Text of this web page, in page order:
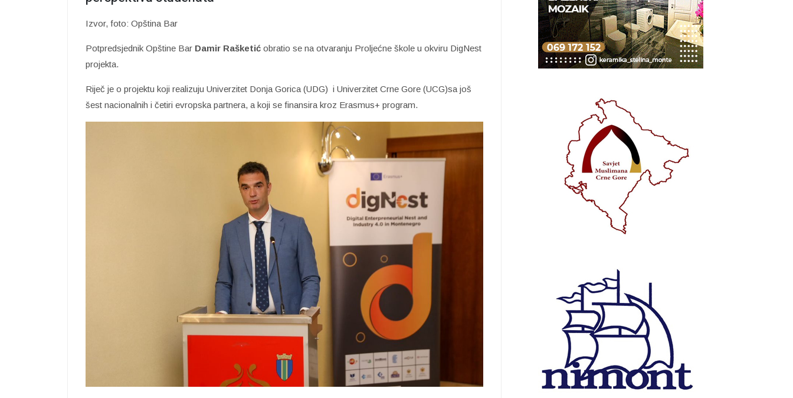
Izvor, foto: Opština Bar
Potpredsjednik Opštine Bar Damir Rašketić obratio se na otvaranju Proljećne škole u okviru DigNest
projekta.
Riječ je o projektu koji realizuju Univerzitet Donja Gorica (UDG) i Univerzitet Crne Gore (UCG)sa još
šest nacionalnih i četiri evropska partnera, a koji se finansira kroz Erasmus+ program.